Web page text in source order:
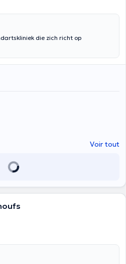
die zich richt op
Voir tout